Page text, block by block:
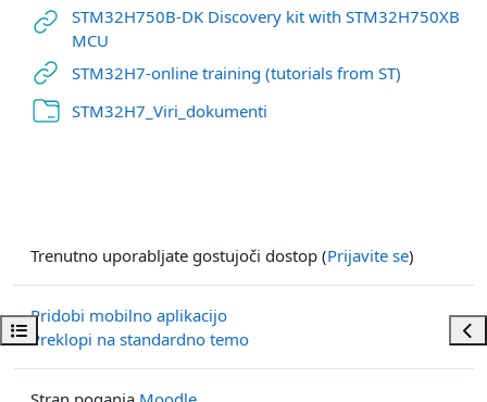
Odpri kazalo predmeta
STM32H750B-DK Discovery kit with STM32H750XB
MCUURL
STM32H7-online training (tutorials from ST)URL
STM32H7_Viri_dokumentiMapa
Trenutno uporabljate gostujoči dostop (Prijavite se)
Pridobi mobilno aplikacijo
Preklopi na standardno temo